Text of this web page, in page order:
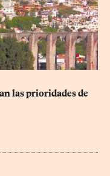
las prioridades de